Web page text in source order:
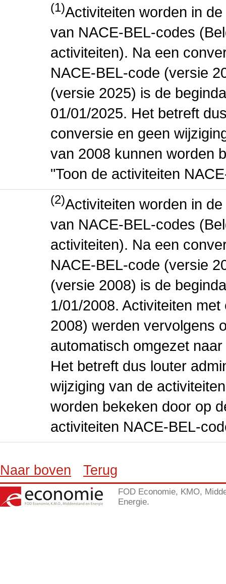
(1)Activiteiten worden in
van NACE-BEL-codes
activiteiten). Na een
NACE-BEL-code (versie
(versie 2025) is de
01/01/2025. Het betreft
conversie en geen
van 2008 kunnen worden
"Toon de activiteiten
(2)Activiteiten worden in
van NACE-BEL-codes
activiteiten). Na een
NACE-BEL-code (versie
(versie 2008) is de
1/01/2008. Activiteiten
2008) werden vervolgens
automatisch omgezet
Het betreft dus louter
wijziging van de
worden bekeken door op
activiteiten NACE-BEL-
Naar boven Terug
FOD Economie, KMO,
Energie.